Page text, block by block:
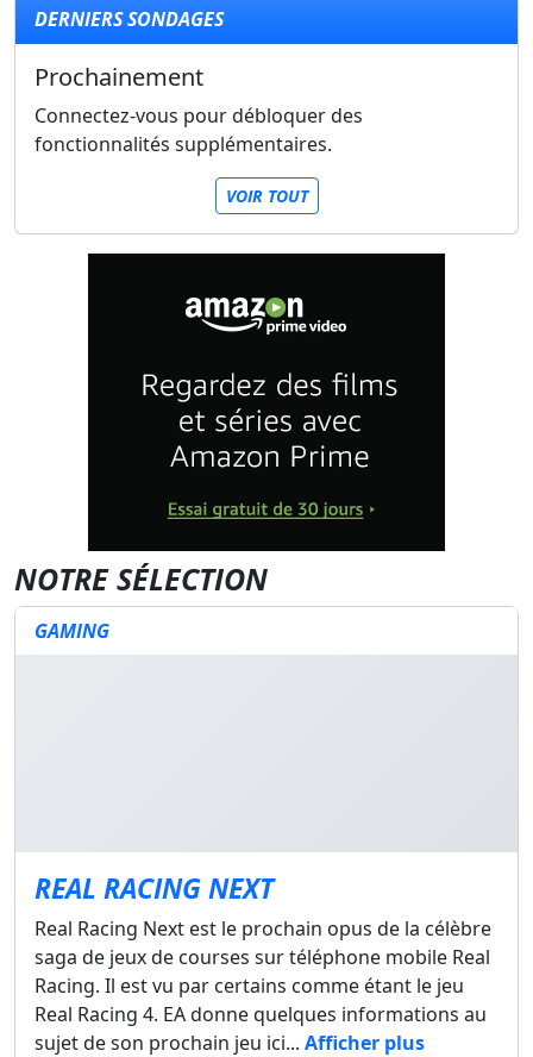
DERNIERS SONDAGES
Prochainement
Connectez-vous pour débloquer des
fonctionnalités supplémentaires.
VOIR TOUT
NOTRE SÉLECTION
GAMING
REAL RACING NEXT
Real Racing Next est le prochain opus de la célèbre
saga de jeux de courses sur téléphone mobile Real
Racing. Il est vu par certains comme étant le jeu
Real Racing 4. EA donne quelques informations au
sujet de son prochain jeu ici... Afficher plus